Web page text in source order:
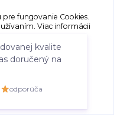
na ľad 89 cm
1-3 dní
košíka
fungovanie Cookies.
Viac informácii
Súhlasím
tu.
kvalite
doručený na
odporúča